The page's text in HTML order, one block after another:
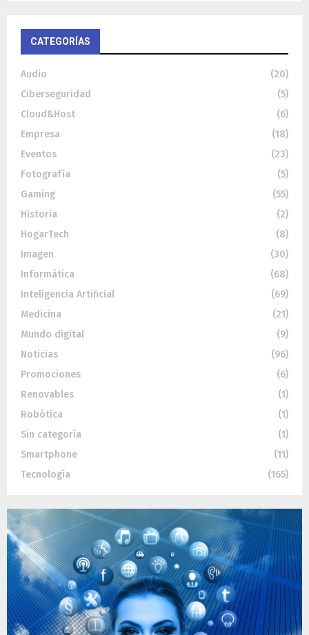
CATEGORÍAS
Audio
(20)
Ciberseguridad
(5)
Cloud&Host
(6)
Empresa
(18)
Eventos
(23)
Fotografía
(5)
Gaming
(55)
Historia
(2)
HogarTech
(8)
Imagen
(30)
Informática
(68)
Inteligencia Artificial
(69)
Medicina
(21)
Mundo digital
(9)
Noticias
(96)
Promociones
(6)
Renovables
(1)
Robótica
(1)
Sin categoría
(1)
Smartphone
(11)
Tecnología
(165)